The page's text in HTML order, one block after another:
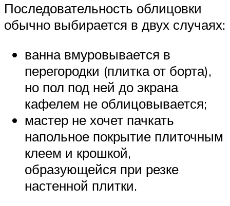
Последовательность облицовки
обычно выбирается в двух случаях:
ванна вмуровывается в
перегородки (плитка от борта),
но пол под ней до экрана
кафелем не облицовывается;
мастер не хочет пачкать
напольное покрытие плиточным
клеем и крошкой,
образующейся при резке
настенной плитки.